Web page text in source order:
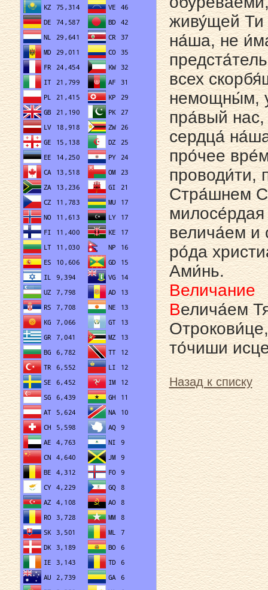
живу́щей Ти
на́ша, не
всех
немощны́м,
пра́вый нас,
сердца́
про́чее
проводи́ти,
Стра́шнем
милосе́рдая
велича́ем и
ро́да
Ами́нь.
Величание
Велича́ем
то́чиши
Назад к списку